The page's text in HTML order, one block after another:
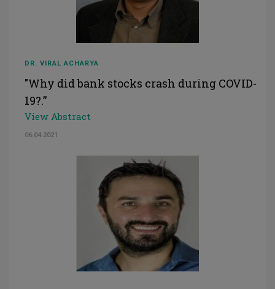
DR. VIRAL ACHARYA
"Why did bank stocks crash during COVID-
19?.”
View Abstract
06.04.2021